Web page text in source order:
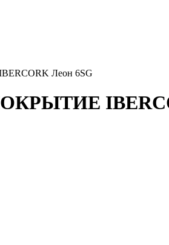
Леон 6SG